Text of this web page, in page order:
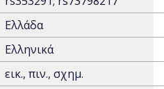
Ελλάδα
Ελληνικά
εικ., πιν., σχημ.